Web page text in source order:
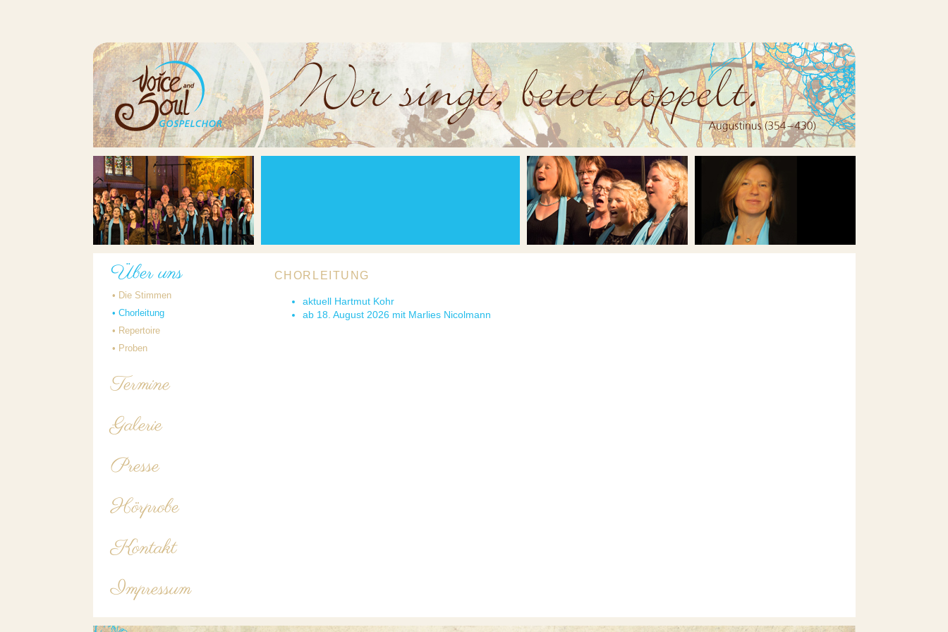
Über uns
• Die Stimmen
• Chorleitung
• Repertoire
• Proben
Termine
Galerie
Presse
Hörprobe
Kontakt
Impressum
CHORLEITUNG
aktuell Hartmut Kohr
ab 18. August 2026 mit Marlies Nicolmann